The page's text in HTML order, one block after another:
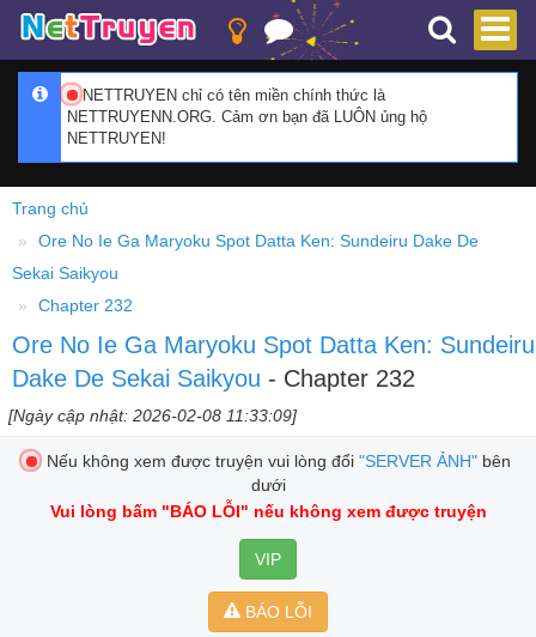
NETTRUYEN chỉ có tên miền chính thức là
NETTRUYENN.ORG. Cảm ơn bạn đã LUÔN ủng hộ
NETTRUYEN!
Trang chủ
Ore No Ie Ga Maryoku Spot Datta Ken: Sundeiru Dake De
Sekai Saikyou
Chapter 232
Ore No Ie Ga Maryoku Spot Datta Ken: Sundeiru
Dake De Sekai Saikyou - Chapter 232
[Ngày cập nhật: 2026-02-08 11:33:09]
Nếu không xem được truyện vui lòng đổi "SERVER ẢNH"bên
dưới
Vui lòng bấm "BÁO LỖI" nếu không xem được truyện
VIP
BÁO LỖI